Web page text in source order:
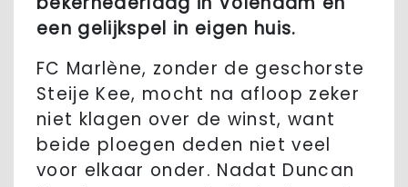
een gelijkspel in eigen huis.
FC Marlène, zonder de geschorste
Steije Kee, mocht na afloop zeker
niet klagen over de winst, want
beide ploegen deden niet veel
voor elkaar onder. Nadat Duncan